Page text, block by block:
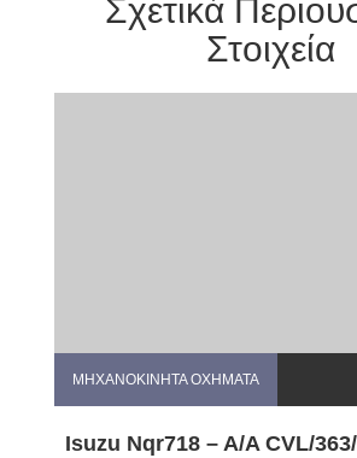
Σχετικά
Στοιχεία
ΜΗΧΑΝΟΚΊΝΗΤΑ ΟΧΉΜΑΤΑ
Isuzu Nqr718 – A/A CVL/